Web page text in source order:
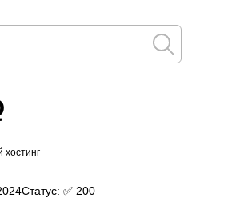
хостинг
Статус: ✅ 200